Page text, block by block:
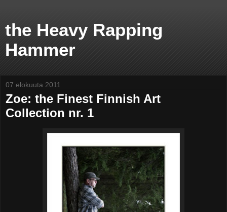
the Heavy Rapping
Hammer
07 elokuuta 2011
Zoe: the Finest Finnish Art
Collection nr. 1